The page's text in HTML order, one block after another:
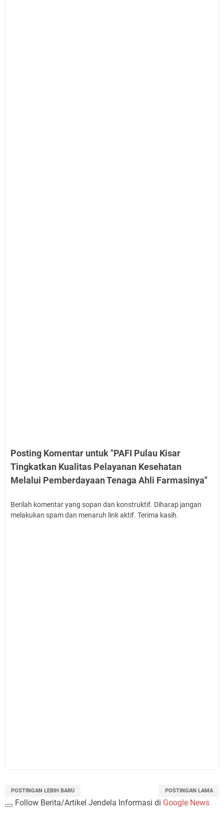
Posting Komentar untuk "PAFI Pulau Kisar
Tingkatkan Kualitas Pelayanan Kesehatan
Melalui Pemberdayaan Tenaga Ahli Farmasinya"
Berilah komentar yang sopan dan konstruktif. Diharap jangan
melakukan spam dan menaruh link aktif. Terima kasih.
POSTINGAN LEBIH BARU POSTINGAN LAMA
Follow Berita/Artikel Jendela Informasi di Google News